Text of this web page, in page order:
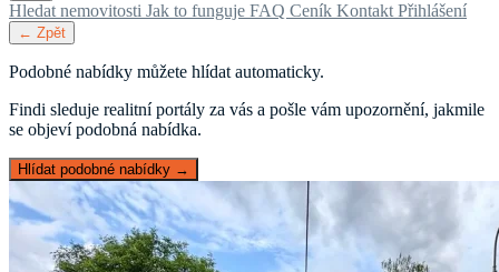
Hledat nemovitosti Jak to funguje FAQ Ceník Kontakt Přihlášení
← Zpět
Podobné nabídky můžete hlídat automaticky.
Findi sleduje realitní portály za vás a pošle vám upozornění, jakmile
se objeví podobná nabídka.
Hlídat podobné nabídky →